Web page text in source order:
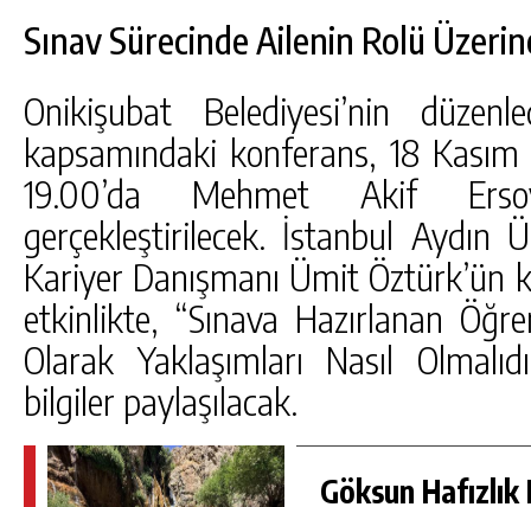
Sınav Sürecinde Ailenin Rolü
Onikişubat Belediyesi’nin
kapsamındaki konferans, 18
19.00’da Mehmet Akif
gerçekleştirilecek. İstanbul Aydın
Kariyer Danışmanı Ümit Öztürk’ün
etkinlikte, “Sınava Hazırlanan
Olarak Yaklaşımları Nasıl
bilgiler paylaşılacak.
Göksun Hafızlık